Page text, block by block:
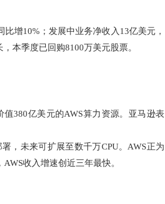
增10%；发展中业务净收入13亿美元，
本季度已回购8100万美元股票。
380亿美元的AWS算力资源。亚马逊表
，未来可扩展至数千万CPU。AWS正为
收入增速创近三年最快。